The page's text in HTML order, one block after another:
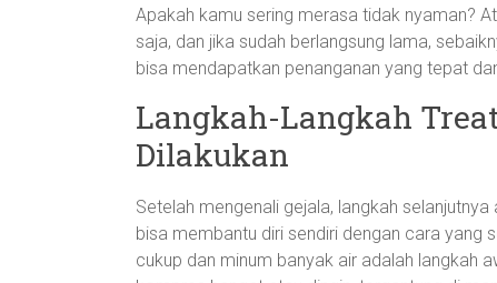
Apakah kamu sering merasa tidak nyaman?
saja, dan jika sudah berlangsung lama,
bisa mendapatkan penanganan yang tepat
Langkah-Langkah
Dilakukan
Setelah mengenali gejala, langkah
bisa membantu diri sendiri dengan cara yang
cukup dan minum banyak air adalah langkah